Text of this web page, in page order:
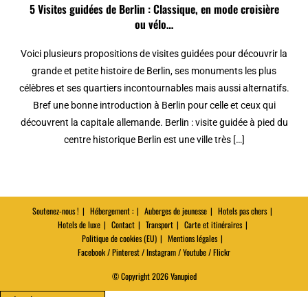
5 Visites guidées de Berlin : Classique, en mode croisière
ou vélo…
Voici plusieurs propositions de visites guidées pour découvrir la
grande et petite histoire de Berlin, ses monuments les plus
célèbres et ses quartiers incontournables mais aussi alternatifs.
Bref une bonne introduction à Berlin pour celle et ceux qui
découvrent la capitale allemande. Berlin : visite guidée à pied du
centre historique Berlin est une ville très […]
Soutenez-nous ! Hébergement : Auberges de jeunesse
Hotels pas chers
Hotels de luxe
Contact Transport
Carte et itinéraires
Politique de cookies (EU)
Mentions légales
Facebook / Pinterest / Instagram / Youtube / Flickr
© Copyright 2026 Vanupied